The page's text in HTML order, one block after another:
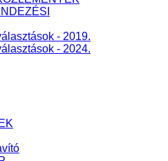
- 2019.
- 2024.